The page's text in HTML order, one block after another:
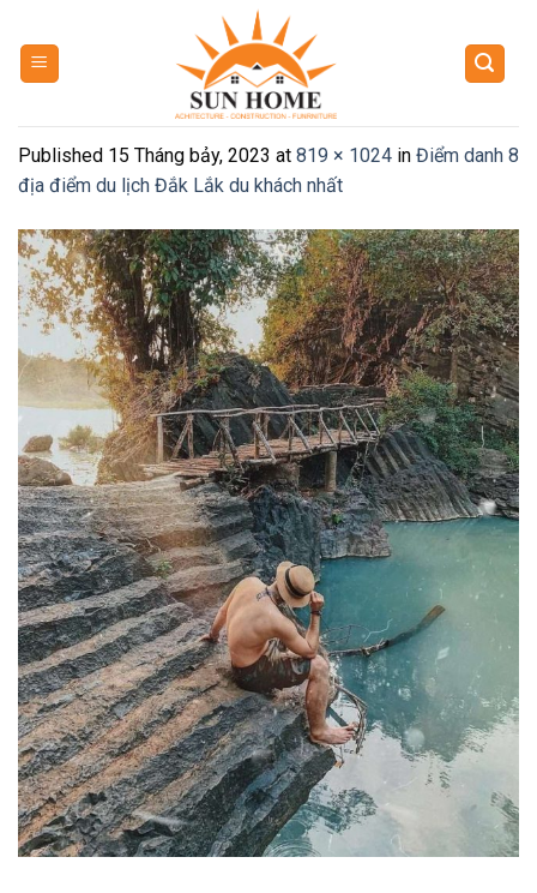
content
Published 15 Tháng bảy, 2023 at 819 × 1024 in Điểm danh 8
địa điểm du lịch Đắk Lắk du khách nhất